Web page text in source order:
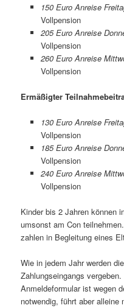
150 Euro Anreise
Vollpension
205 Euro Anreise
Vollpension
260 Euro Anreise
Vollpension
Ermäßigter
130 Euro Anreise
Vollpension
185 Euro Anreise
Vollpension
240 Euro Anreise
Vollpension
Kinder bis 2 Jahren können
umsonst am Con
zahlen in Begleitung eines
Wie in jedem Jahr werden
Zahlungseingangs
Anmeldeformular ist wegen
notwendig, führt aber